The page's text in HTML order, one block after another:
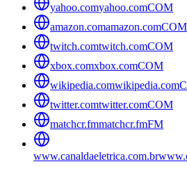
yahoo.comyahoo.comCOM
amazon.comamazon.comCOM
twitch.comtwitch.comCOM
xbox.comxbox.comCOM
wikipedia.comwikipedia.com
twitter.comtwitter.comCOM
matchcr.fmmatchcr.fmFM
www.canaldaeletrica.com.br